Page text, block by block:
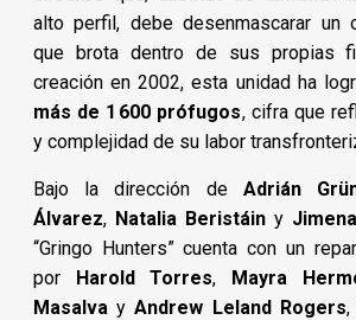
alto perfil, debe desenmascarar un
que brota dentro de sus propias
creación en 2002, esta unidad ha
más de 1 600 prófugos, cifra que
y complejidad de su labor
Bajo la dirección de Adrián
Álvarez, Natalia Beristáin y
“Gringo Hunters” cuenta con un
por Harold Torres, Mayra
Masalva yAndrew Leland Rogers,